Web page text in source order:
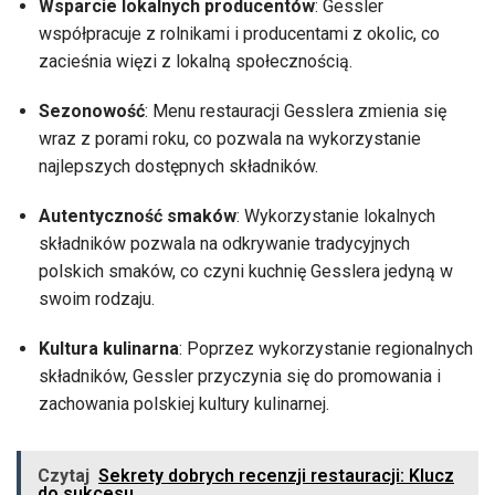
Wsparcie lokalnych producentów: Gessler
współpracuje z rolnikami i producentami z okolic, co
zacieśnia więzi z lokalną społecznością.
Sezonowość: Menu restauracji Gesslera zmienia się
wraz z porami roku, co pozwala na wykorzystanie
najlepszych dostępnych składników.
Autentyczność smaków: Wykorzystanie lokalnych
składników pozwala na odkrywanie tradycyjnych
polskich smaków, co czyni kuchnię Gesslera jedyną w
swoim rodzaju.
Kultura kulinarna: Poprzez wykorzystanie regionalnych
składników, Gessler przyczynia się do promowania i
zachowania polskiej kultury kulinarnej.
Czytaj Sekrety dobrych recenzji restauracji: Klucz